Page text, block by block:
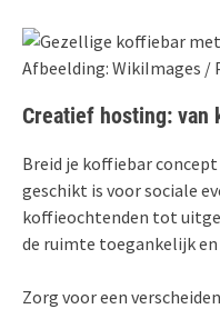
Afbeelding: WikiImages /
Creatief hosting: van
Breid je koffiebar
geschikt is voor sociale
koffieochtenden tot
de ruimte toegankelijk
Zorg voor een